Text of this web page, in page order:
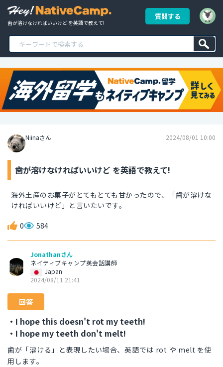
歯が溶けなければいいけど を英語で教えて!
質問する
Niinaさん 2024/08/01 10:00
歯が溶けなければいいけど を英語で教えて!
海外土産のお菓子がとてもとても甘かったので、「歯が溶けな
ければいいけど」と言いたいです。
0 584
Jonathanさん
ネイティブキャンプ英会話講師
Japan
2024/08/11 21:41
回答
・I hope this doesn't rot my teeth!
・I hope my teeth don't melt!
歯が「溶ける」と表現したい場合、英語では rot や melt を使
用します。